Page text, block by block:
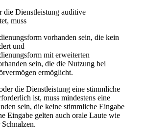
die Dienstleistung auditive
muss
vorhanden sein, die kein
und
mit erweiterten
sein, die die Nutzung bei
ermöglicht.
die Dienstleistung eine stimmliche
ist, muss mindestens eine
sein, die keine stimmliche Eingabe
Eingabe gelten auch orale Laute wie